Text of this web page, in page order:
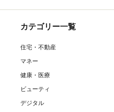
カテゴリー一覧
住宅・不動産
マネー
健康・医療
ビューティ
デジタル